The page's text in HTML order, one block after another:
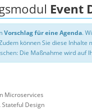
Event
Vorschlag für eine Agenda.
können Sie diese
Die Maßnahme wird auf
Microservices
Stateful Design